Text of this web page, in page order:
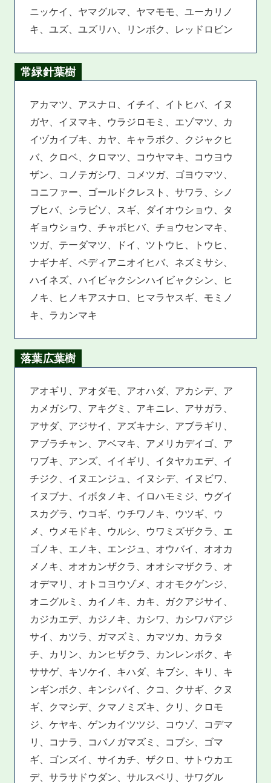
ニッケイ、ヤマグルマ、ヤマモモ、ユーカリノ
キ、ユズ、ユズリハ、リンボク、レッドロビン
常緑針葉樹
アカマツ、アスナロ、イチイ、イトヒバ、イヌ
ガヤ、イヌマキ、ウラジロモミ、エゾマツ、カ
イヅカイブキ、カヤ、キャラボク、クジャクヒ
バ、クロベ、クロマツ、コウヤマキ、コウヨウ
ザン、コノテガシワ、コメツガ、ゴヨウマツ、
コニファー、ゴールドクレスト、サワラ、シノ
ブヒバ、シラビソ、スギ、ダイオウショウ、タ
ギョウショウ、チャボヒバ、チョウセンマキ、
ツガ、テーダマツ、ドイ、ツトウヒ、トウヒ、
ナギナギ、ペディアニオイヒバ、ネズミサシ、
ハイネズ、ハイビャクシンハイビャクシン、ヒ
ノキ、ヒノキアスナロ、ヒマラヤスギ、モミノ
キ、ラカンマキ
落葉広葉樹
アオギリ、アオダモ、アオハダ、アカシデ、ア
カメガシワ、アキグミ、アキニレ、アサガラ、
アサダ、アジサイ、アズキナシ、アブラギリ、
アブラチャン、アベマキ、アメリカデイゴ、ア
ワブキ、アンズ、イイギリ、イタヤカエデ、イ
チジク、イヌエンジュ、イヌシデ、イヌビワ、
イヌブナ、イボタノキ、イロハモミジ、ウグイ
スカグラ、ウコギ、ウチワノキ、ウツギ、ウ
メ、ウメモドキ、ウルシ、ウワミズザクラ、エ
ゴノキ、エノキ、エンジュ、オウバイ、オオカ
メノキ、オオカンザクラ、オオシマザクラ、オ
オデマリ、オトコヨウゾメ、オオモクゲンジ、
オニグルミ、カイノキ、カキ、ガクアジサイ、
カジカエデ、カジノキ、カシワ、カシワバアジ
サイ、カツラ、ガマズミ、カマツカ、カラタ
チ、カリン、カンヒザクラ、カンレンボク、キ
ササゲ、キソケイ、キハダ、キブシ、キリ、キ
ンギンボク、キンシバイ、クコ、クサギ、クヌ
ギ、クマシデ、クマノミズキ、クリ、クロモ
ジ、ケヤキ、ゲンカイツツジ、コウゾ、コデマ
リ、コナラ、コバノガマズミ、コブシ、ゴマ
ギ、ゴンズイ、サイカチ、ザクロ、サトウカエ
デ、サラサドウダン、サルスベリ、サワグル